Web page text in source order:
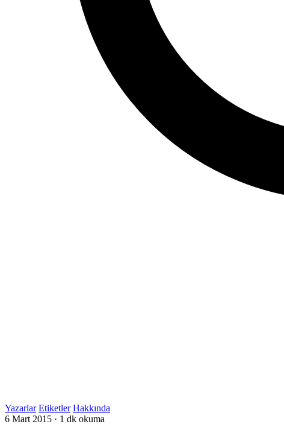
Yazarlar Etiketler Hakkında
6 Mart 2015 · 1 dk okuma